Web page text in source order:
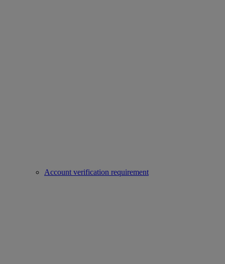
Account verification requirement